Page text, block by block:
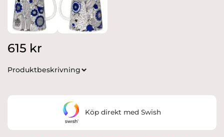
615 kr
Produktbeskrivning
Köp direkt med Swish